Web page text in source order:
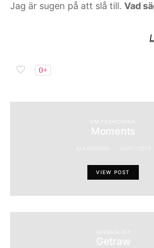
Jag är sugen på att slå till. Vad
0+
OM FASHIONINK
Moments
VIEW POST
VARDAGLIGT
Getraw